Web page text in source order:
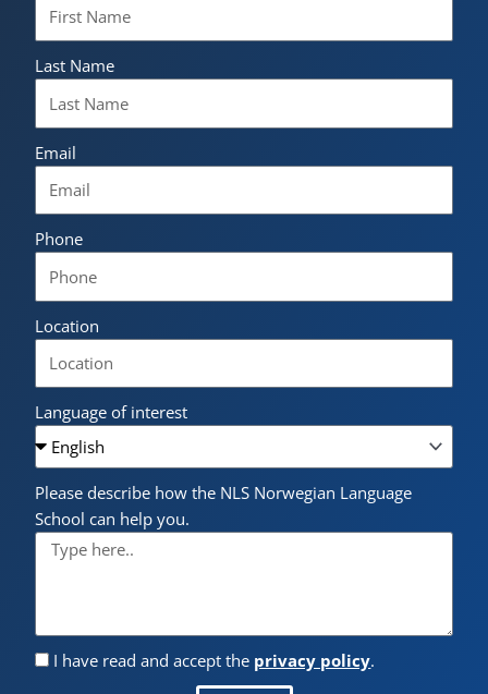
Last Name
Email
Phone
Location
Language of interest
Please describe how the NLS Norwegian Language
School can help you.
I have read and accept the privacy policy.